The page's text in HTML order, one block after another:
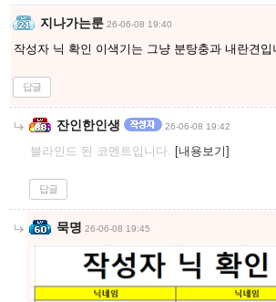
지나가는룬 26-06-08 19:40
작성자 닉 확인 이색기는 그냥 분탕충과 내란견입
답글
잔인한인생 26-06-08 19:42
블라인드 된 코멘트입니다. [내용보기]
답글
묵명 26-06-08 19:45